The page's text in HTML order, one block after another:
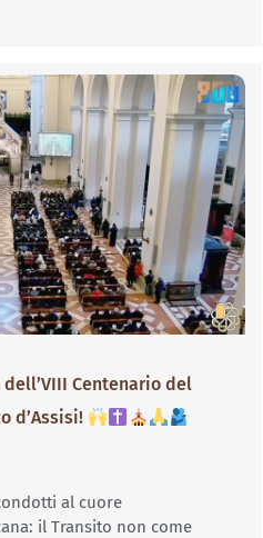
Centenario del
d’Assisi!
al cuore
il Transito non come